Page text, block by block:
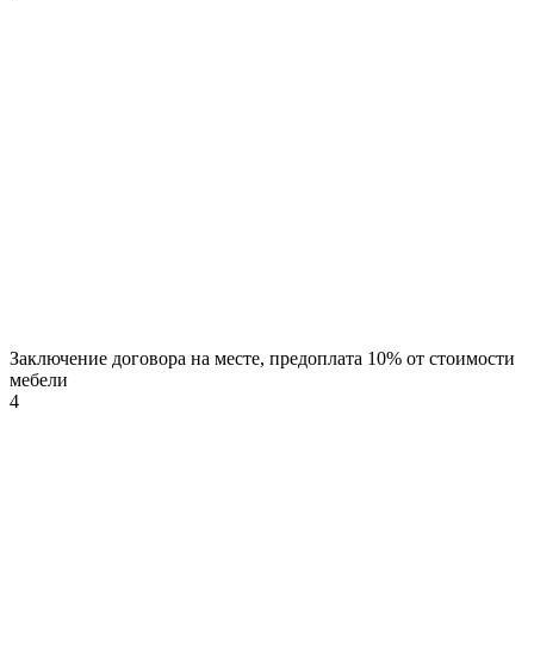
Заключение договора на месте, предоплата 10% от стоимости
мебели
4